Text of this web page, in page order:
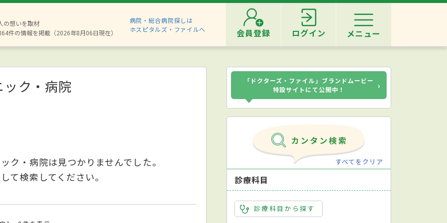
の想いを取材
件の情報を掲載（2026年8月06日現在）
病院・総合病院探しは
ホスピタルズ・ファイルへ
会員登録 ログイン メニュー
ク・病院
ク・病院は見つかりませんでした。
て検索してください。
「ドクターズ・ファイル」ブランドムービー
特設サイトにて公開中！
›
すべてをクリア
診療科目
診療科目から探す